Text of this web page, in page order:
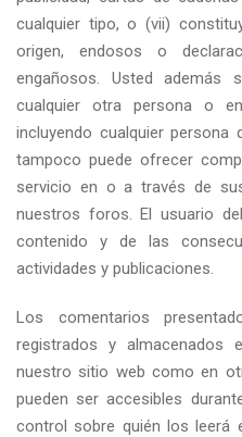
cualquier tipo, o (vii)
origen, endosos o
engañosos. Usted
cualquier otra persona o
incluyendo cualquier persona
tampoco puede ofrecer
servicio en o a través de
nuestros foros. El usuario
contenido y de las
actividades y publicaciones.
Los comentarios
registrados y almacenados
nuestro sitio web como en
pueden ser accesibles
control sobre quién los leerá